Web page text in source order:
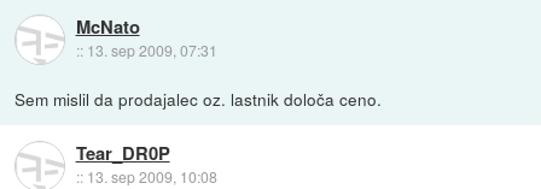
McNato
:: 13. sep 2009, 07:31
Sem mislil da prodajalec oz. lastnik določa ceno.
Tear_DR0P
:: 13. sep 2009, 10:08